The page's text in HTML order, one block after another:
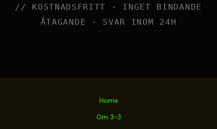
// KOSTNADSFRITT · INGET BINDANDE
ÅTAGANDE · SVAR INOM 24H
Home
Om 3-3